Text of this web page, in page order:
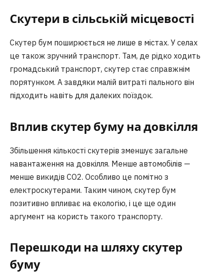
Скутери в сільській місцевості
Скутер бум поширюється не лише в містах. У селах
це також зручний транспорт. Там, де рідко ходить
громадський транспорт, скутер стає справжнім
порятунком. А завдяки малій витраті пального він
підходить навіть для далеких поїздок.
Вплив скутер буму на довкілля
Збільшення кількості скутерів зменшує загальне
навантаження на довкілля. Менше автомобілів —
менше викидів CO2. Особливо це помітно з
електроскутерами. Таким чином, скутер бум
позитивно впливає на екологію, і це ще один
аргумент на користь такого транспорту.
Перешкоди на шляху скутер
буму